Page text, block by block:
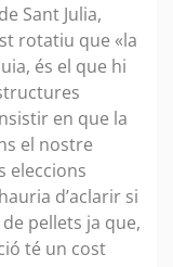
Sant Julia,
rotatiu que «la
és el que hi
en que la
el nostre
eleccions
d’aclarir si
pellets ja que,
té un cost